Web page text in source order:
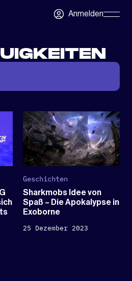
AnmeldenSkip
Geschichten
Sharkmobs Idee von
Spaß – Die Apokalypse in
Exoborne
25 Dezember 2023